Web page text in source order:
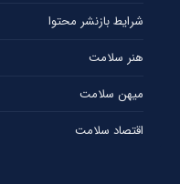
شرایط بازنشر محتوا
هنر سلامت
میهن سلامت
اقتصاد سلامت